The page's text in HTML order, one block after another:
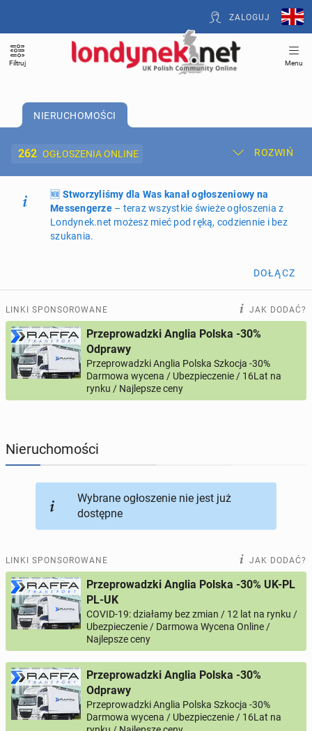
ZALOGUJ
Filtruj Menu
NIERUCHOMOŚCI
262 OGŁOSZENIA ONLINE ROZWIŃ
Dodaj ogłoszenie Moje ogłoszenia
Oferta i cennik ogłoszeń
ogłoszenia online
PROFILE KANDYDATÓW 293 profile online
USŁUGI 165ogłoszeń online
KUPIĘ & SPRZEDAM
🆕 Stworzyliśmy dla Was kanał ogłoszeniowy na
Messengerze– teraz wszystkie świeże ogłoszenia z
Londynek.net możesz mieć pod ręką, codziennie i bez
szukania.
DOŁĄCZ
LINKI SPONSOROWANE JAK DODAĆ?
Przeprowadzki Anglia Polska -30%
Odprawy
Przeprowadzki Anglia Polska Szkocja -30%
Darmowa wycena / Ubezpieczenie / 16Lat na
rynku / Najlepsze ceny
Nieruchomości
Wybrane ogłoszenie nie jest już
dostępne
LINKI SPONSOROWANE JAK DODAĆ?
Przeprowadzki Anglia Polska -30% UK-PL
PL-UK
COVID-19: działamy bez zmian / 12 lat na rynku /
Ubezpieczenie / Darmowa Wycena Online /
Najlepsze ceny
Przeprowadzki Anglia Polska -30%
Odprawy
Przeprowadzki Anglia Polska Szkocja -30%
Darmowa wycena / Ubezpieczenie / 16Lat na